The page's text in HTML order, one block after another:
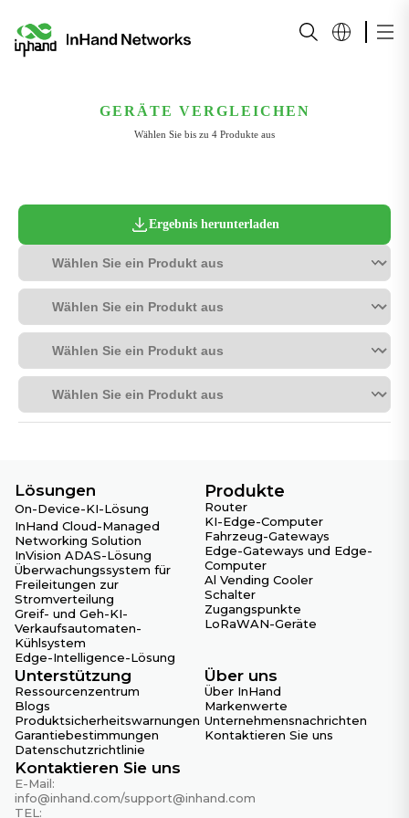
GERÄTE VERGLEICHEN
Wählen Sie bis zu 4 Produkte aus
Ergebnis herunterladen
Lösungen
On-Device-KI-Lösung
InHand Cloud-Managed
Networking Solution
InVision ADAS-Lösung
Überwachungssystem für
Freileitungen zur
Stromverteilung
Greif- und Geh-KI-
Verkaufsautomaten-
Kühlsystem
Edge-Intelligence-Lösung
Produkte
Router
KI-Edge-Computer
Fahrzeug-Gateways
Edge-Gateways und Edge-
Computer
Al Vending Cooler
Schalter
Zugangspunkte
LoRaWAN-Geräte
Unterstützung
Ressourcenzentrum
Blogs
Produktsicherheitswarnungen
Garantiebestimmungen
Datenschutzrichtlinie
Über uns
Über InHand
Markenwerte
Unternehmensnachrichten
Kontaktieren Sie uns
Kontaktieren Sie uns
E-Mail:
info@inhand.com/support@inhand.com
TEL: